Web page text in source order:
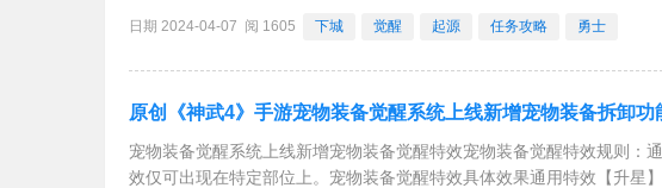
如何应对该起源版本觉醒任务所涉及的一些攻略。其实很多玩家在大多数
日期 2024-04-07 阅 1605 下城 觉醒 起源 任务攻略 勇士
原创《神武4》手游宠物装备觉醒系统上线新增宠物装备拆卸功
宠物装备觉醒系统上线新增宠物装备觉醒特效宠物装备觉醒特效规则：
效仅可出现在特定部位上。宠物装备觉醒特效具体效果通用特效【升星